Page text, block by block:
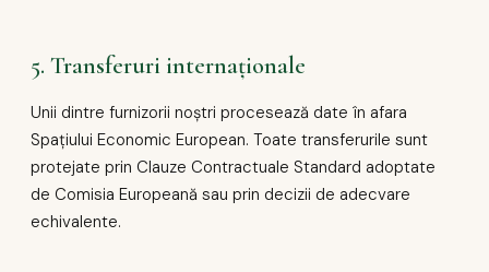
5. Transferuri internaționale
Unii dintre furnizorii noștri procesează date în afara
Spațiului Economic European. Toate transferurile sunt
protejate prin Clauze Contractuale Standard adoptate
de Comisia Europeană sau prin decizii de adecvare
echivalente.